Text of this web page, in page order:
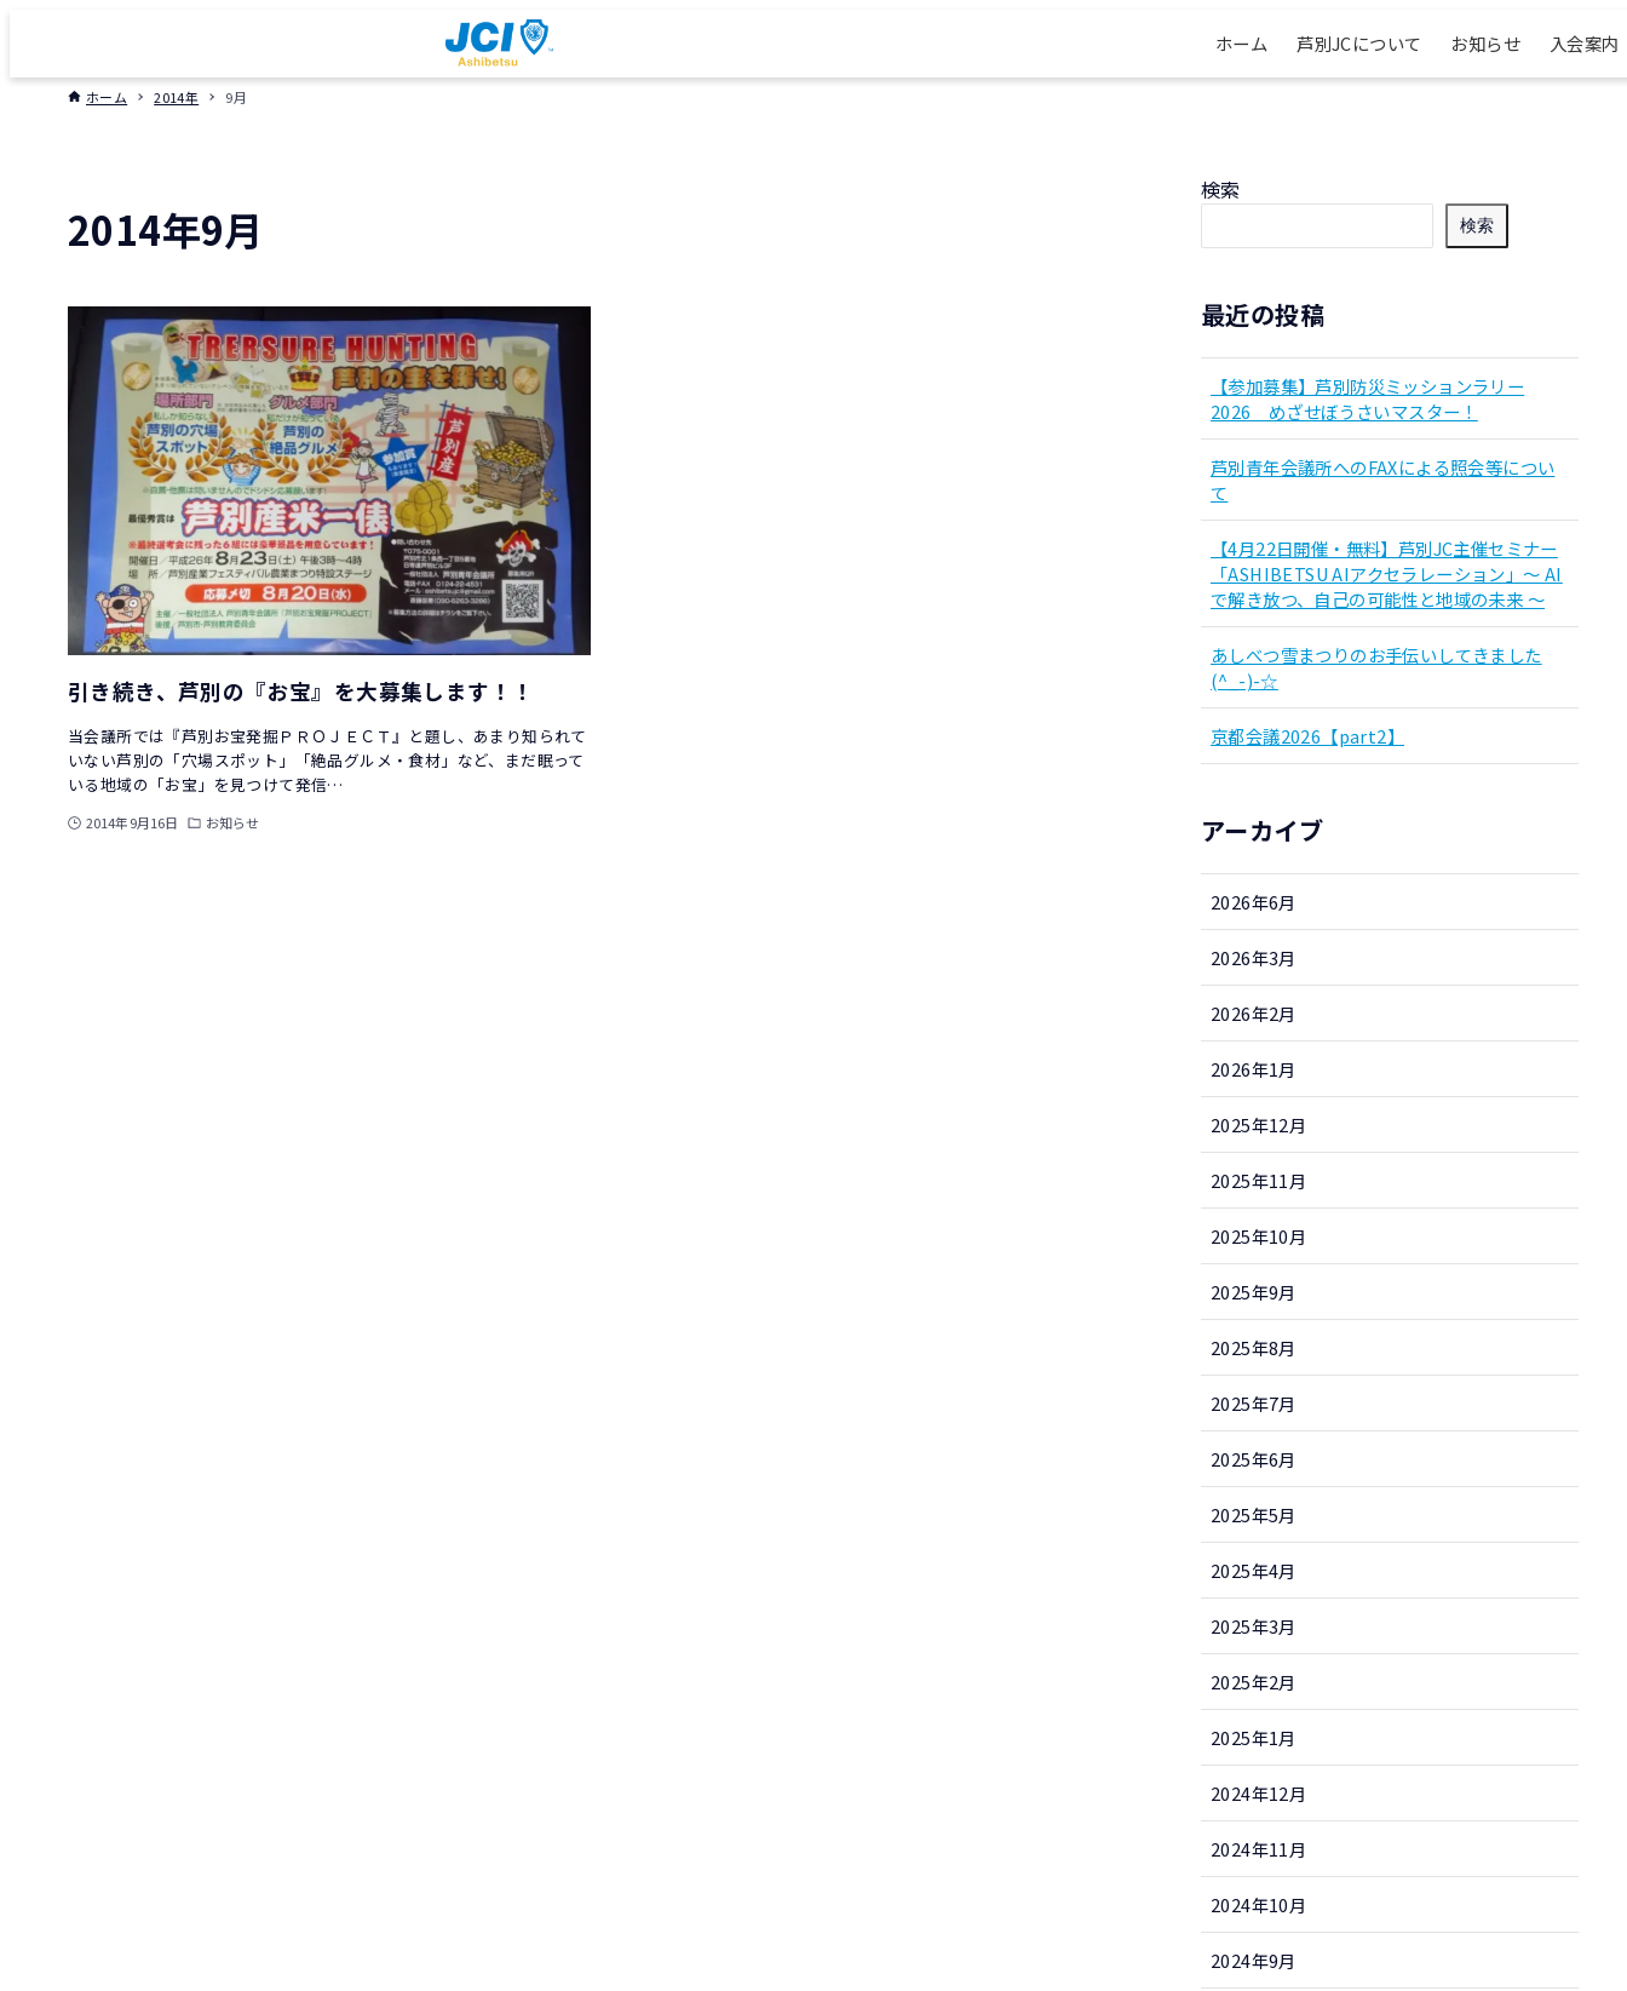
ホーム 芦別JCについて お知らせ 入会案内
ホーム 2014年 9月
2014年9月
引き続き、芦別の『お宝』を大募集します！！
当会議所では『芦別お宝発掘ＰＲＯＪＥＣＴ』と題し、あまり知られて
いない芦別の「穴場スポット」「絶品グルメ・食材」など、まだ眠って
いる地域の「お宝」を見つけて発信…
2014年9月16日 お知らせ
検索
検索
最近の投稿
【参加募集】芦別防災ミッションラリー
2026 めざせぼうさいマスター！
芦別青年会議所へのFAXによる照会等につい
て
【4月22日開催・無料】芦別JC主催セミナー
「ASHIBETSU AIアクセラレーション」～ AI
で解き放つ、自己の可能性と地域の未来 ～
あしべつ雪まつりのお手伝いしてきました
(^_-)-☆
京都会議2026【part2】
アーカイブ
2026年6月
2026年3月
2026年2月
2026年1月
2025年12月
2025年11月
2025年10月
2025年9月
2025年8月
2025年7月
2025年6月
2025年5月
2025年4月
2025年3月
2025年2月
2025年1月
2024年12月
2024年11月
2024年10月
2024年9月